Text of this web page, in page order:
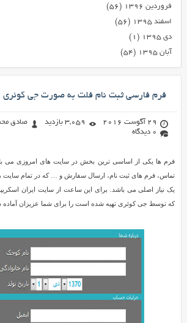
فروردین ۱۳۹۶
(۵۶)
اسفند ۱۳۹۵
(۵۶)
دی ۱۳۹۵
(۱)
آبان ۱۳۹۵
(۵۴)
فرم فارسی ثبت نام فلت به صورت جی کوئری
29 آگوست 2016 3,059 بازدید
صادق
0 دیدگاه
فرم ها یکی از اساسی ترین بخش در سایت های امروزی می
تماس، فرم های ثبت نام، ارسال سفارش و … که در تمام سایت
یک نیاز اصلی می باشد. برای این ساعت از سایت ایران
که توسط جی کوئری تهیه شده است را برای شما عزیزان آماده